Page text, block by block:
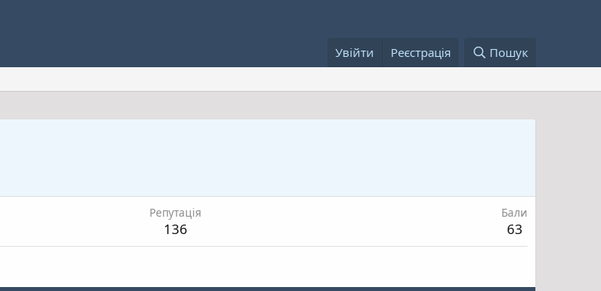
Увійти Реєстрація Пошук
Репутація
136
Бали
63